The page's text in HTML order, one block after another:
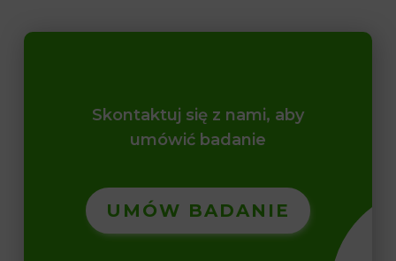
Skontaktuj się z nami, aby
umówić badanie
UMÓW BADANIE